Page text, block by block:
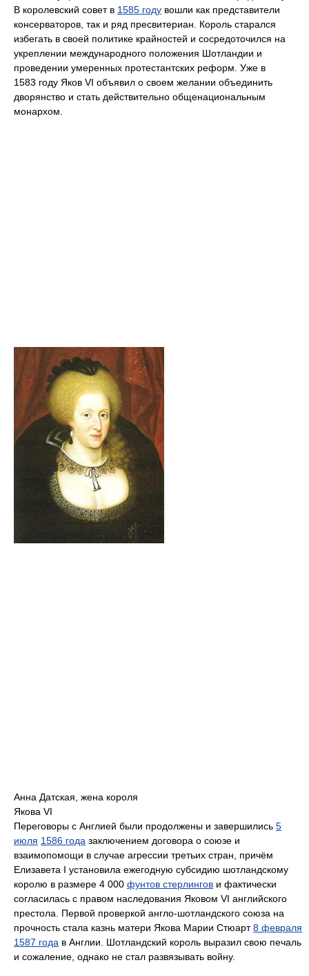
В королевский совет в 1585 году вошли как представители
консерваторов, так и ряд пресвитериан. Король старался
избегать в своей политике крайностей и сосредоточился на
укреплении международного положения Шотландии и
проведении умеренных протестантских реформ. Уже в
1583 году Яков VI объявил о своем желании объединить
дворянство и стать действительно общенациональным
монархом.
Анна Датская, жена короля
Якова VI
Переговоры с Англией были продолжены и завершились 5
июля 1586 года заключением договора о союзе и
взаимопомощи в случае агрессии третьих стран, причём
Елизавета I установила ежегодную субсидию шотландскому
королю в размере 4 000 фунтов стерлингов и фактически
согласилась с правом наследования Яковом VI английского
престола. Первой проверкой англо-шотландского союза на
прочность стала казнь матери Якова Марии Стюарт8 февраля
1587 года в Англии. Шотландский король выразил свою печаль
и сожаление, однако не стал развязывать войну.